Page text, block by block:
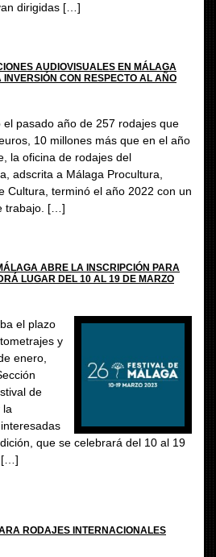
dirigidas […]
AUDIOVISUALES EN MÁLAGA
CON RESPECTO AL AÑO
pasado año de 257 rodajes que
10 millones más que en el año
la oficina de rodajes del
adscrita a Málaga Procultura,
Cultura, terminó el año 2022 con un
trabajo. […]
ABRE LA INSCRIPCIÓN PARA
LUGAR DEL 10 AL 19 DE MARZO
el plazo
y
enero,
de
la
que se celebrará del 10 al 19
[…]
RODAJES INTERNACIONALES